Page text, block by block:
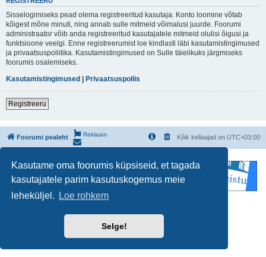
Kasutame oma foorumis küpsiseid, et tagada
kasutajatele parim kasutuskogemus meie
leheküljel.
Loe rohkem
Selge!
Sisselogimiseks pead olema registreeritud kasutaja. Konto loomine võtab
kõigest mõne minuti, ning annab sulle mitmeid võimalusi juurde. Foorumi
administraator võib anda registreeritud kasutajatele mitmeid olulisi õigusi ja
funktsioone veelgi. Enne registreerumist loe kindlasti läbi kasutamistingimused
ja privaatsuspoliitika. Kasutamistingimused on Sulle täielikuks järgmiseks
foorumis osalemiseks.
Kasutamistingimused | Privaatsuspoliis
Registreeru
Foorumi pealeht Kõik kellaajad on UTC+03:00
Reklaam
Powered byphpBB
Estonian translation byphpBBestonia.eu [Exabot]
phpBB SiteMaker
Privaatsus|Kasutajatingimused